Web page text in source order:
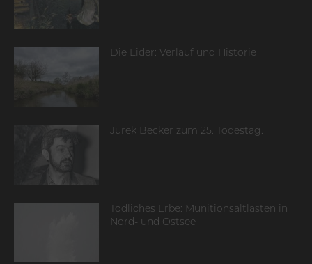
Die Eider: Verlauf und Historie
Jurek Becker zum 25. Todestag.
Tödliches Erbe: Munitionsaltlasten in
Nord- und Ostsee